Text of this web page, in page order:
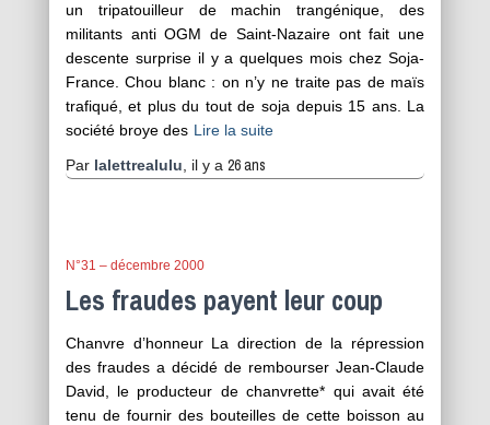
un tripatouilleur de machin trangénique, des
militants anti OGM de Saint-Nazaire ont fait une
descente surprise il y a quelques mois chez Soja-
France. Chou blanc : on n’y ne traite pas de maïs
trafiqué, et plus du tout de soja depuis 15 ans. La
société broye des Lire la suite
Par lalettrealulu, il y a 26 ans
N°31 – décembre 2000
Les fraudes payent leur coup
Chanvre d’honneur La direction de la répression
des fraudes a décidé de rembourser Jean-Claude
David, le producteur de chanvrette* qui avait été
tenu de fournir des bouteilles de cette boisson au